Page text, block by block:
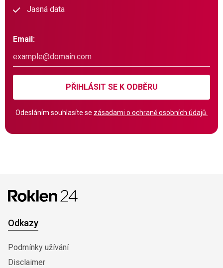
Jasná data
Email:
PŘIHLÁSIT SE K ODBĚRU
Odesláním souhlasíte se zásadami o ochraně osobních údajů.
Odkazy
Podmínky užívání
Disclaimer